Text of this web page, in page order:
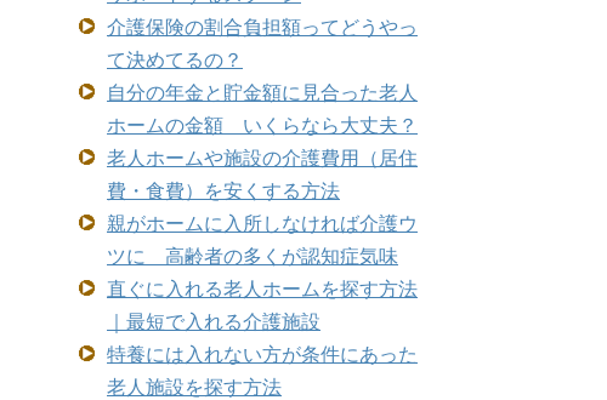
介護保険の割合負担額ってどうやっ
て決めてるの？
自分の年金と貯金額に見合った老人
ホームの金額 いくらなら大丈夫？
老人ホームや施設の介護費用（居住
費・食費）を安くする方法
親がホームに入所しなければ介護ウ
ツに 高齢者の多くが認知症気味
直ぐに入れる老人ホームを探す方法
｜最短で入れる介護施設
特養には入れない方が条件にあった
老人施設を探す方法